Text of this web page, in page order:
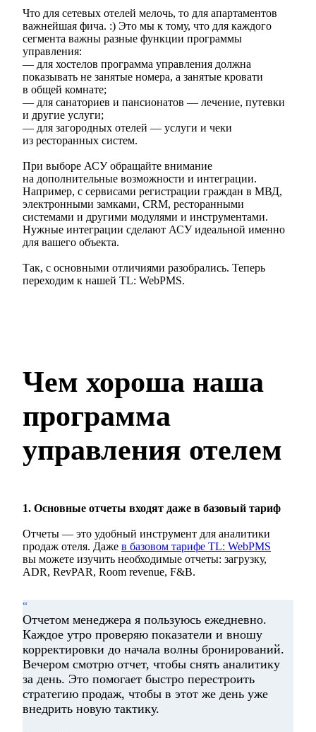
Что для сетевых отелей мелочь, то для апартаментов
важнейшая фича. :) Это мы к тому, что для каждого
сегмента важны разные функции программы
управления:
— для хостелов программа управления должна
показывать не занятые номера, а занятые кровати
в общей комнате;
— для санаториев и пансионатов — лечение, путевки
и другие услуги;
— для загородных отелей — услуги и чеки
из ресторанных систем.
При выборе АСУ обращайте внимание
на дополнительные возможности и интеграции.
Например, с сервисами регистрации граждан в МВД,
электронными замками, CRM, ресторанными
системами и другими модулями и инструментами.
Нужные интеграции сделают АСУ идеальной именно
для вашего объекта.
Так, с основными отличиями разобрались. Теперь
переходим к нашей TL: WebPMS.
Чем хороша наша
программа
управления отелем
1. Основные отчеты входят даже в базовый тариф
Отчеты — это удобный инструмент для аналитики
продаж отеля. Даже в базовом тарифе TL: WebPMS
вы можете изучить необходимые отчеты: загрузку,
ADR, RevPAR, Room revenue, F&B.
“
Отчетом менеджера я пользуюсь ежедневно.
Каждое утро проверяю показатели и вношу
корректировки до начала волны бронирований.
Вечером смотрю отчет, чтобы снять аналитику
за день. Это помогает быстро перестроить
стратегию продаж, чтобы в этот же день уже
внедрить новую тактику.